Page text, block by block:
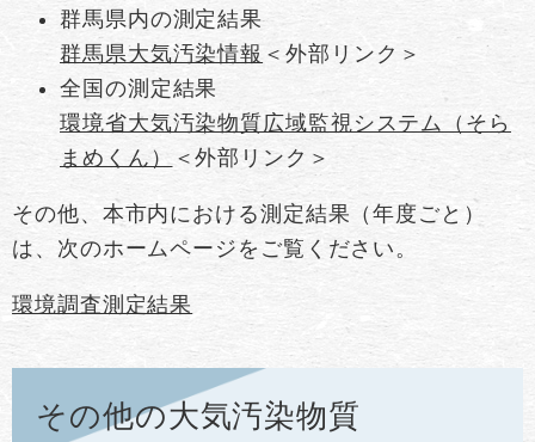
群馬県内の測定結果
群馬県大気汚染情報 ＜外部リンク＞
全国の測定結果
環境省大気汚染物質広域監視システム（そら
まめくん）
＜外部リンク＞
その他、本市内における測定結果（年度ごと）
は、次のホームページをご覧ください。
環境調査測定結果
その他の大気汚染物質